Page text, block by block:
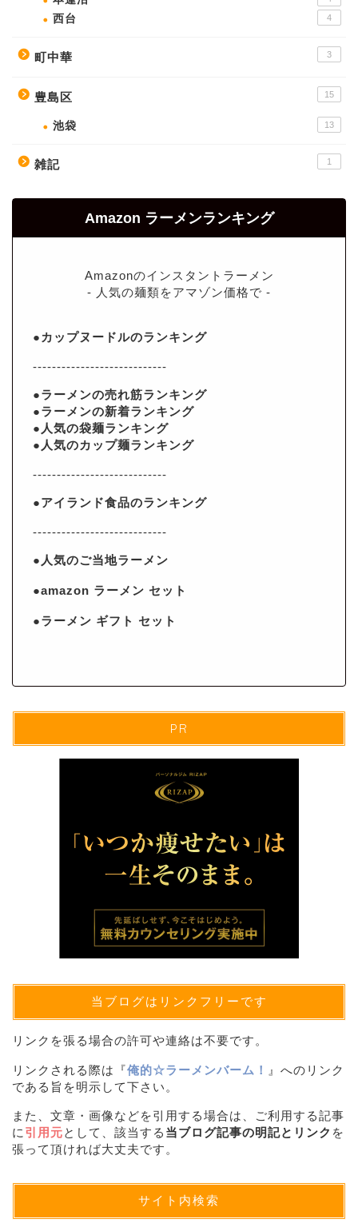
西台 4
町中華 3
豊島区 15
池袋 13
雑記 1
Amazon ラーメンランキング
Amazonのインスタントラーメン
- 人気の麺類をアマゾン価格で -
●カップヌードルのランキング
----------------------------
●ラーメンの売れ筋ランキング
●ラーメンの新着ランキング
●人気の袋麺ランキング
●人気のカップ麺ランキング
----------------------------
●アイランド食品のランキング
----------------------------
●人気のご当地ラーメン
●amazon ラーメン セット
●ラーメン ギフト セット
PR
当ブログはリンクフリーです
リンクを張る場合の許可や連絡は不要です。
リンクされる際は『俺的☆ラーメンバーム！
』へのリンク
である旨を明示して下さい。
また、文章・画像などを引用する場合は、ご利用する記事
に 引用元として、該当する 当ブログ記事の明記とリンク を
張って頂ければ大丈夫です。
サイト内検索